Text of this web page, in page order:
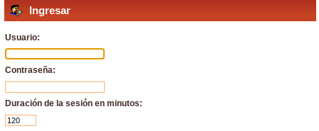
Ingresar
Usuario:
Contraseña:
Duración de la sesión en minutos: